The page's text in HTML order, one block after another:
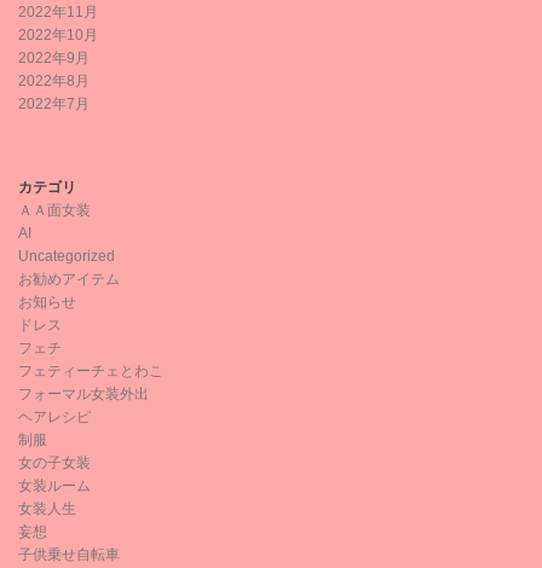
2022年11月
2022年10月
2022年9月
2022年8月
2022年7月
カテゴリ
ＡＡ面女装
AI
Uncategorized
お勧めアイテム
お知らせ
ドレス
フェチ
フェティーチェとわこ
フォーマル女装外出
ヘアレシピ
制服
女の子女装
女装ルーム
女装人生
妄想
子供乗せ自転車